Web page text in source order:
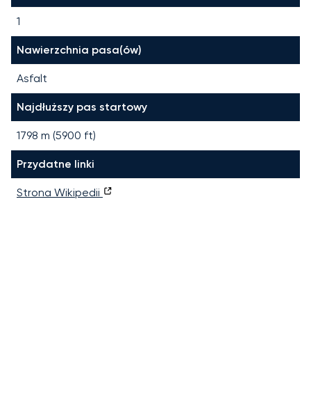
1
Nawierzchnia pasa(ów)
Asfalt
Najdłuższy pas startowy
1798 m (5900 ft)
Przydatne linki
Strona Wikipedii